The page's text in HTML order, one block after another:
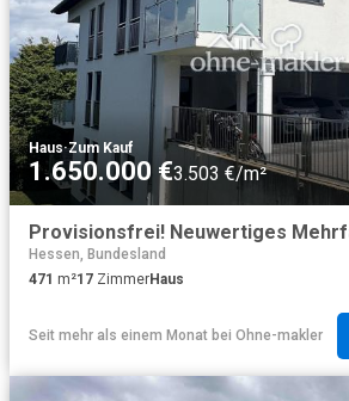
Haus·Zum Kauf
1.650.000 €3.503 €/m²
Hessen, Bundesland
471 m²17 ZimmerHaus
Seit mehr als einem Monat bei Ohne-makler